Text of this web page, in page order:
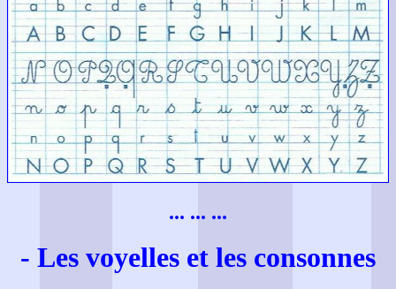
... ... ...
- Les voyelles et les consonnes